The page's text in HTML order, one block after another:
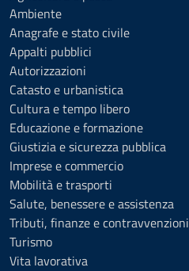
Ambiente
Anagrafe e stato civile
Appalti pubblici
Autorizzazioni
Catasto e urbanistica
Cultura e tempo libero
Educazione e formazione
Giustizia e sicurezza pubblica
Imprese e commercio
Mobilità e trasporti
Salute, benessere e assistenza
Tributi, finanze e contravvenzioni
Turismo
Vita lavorativa